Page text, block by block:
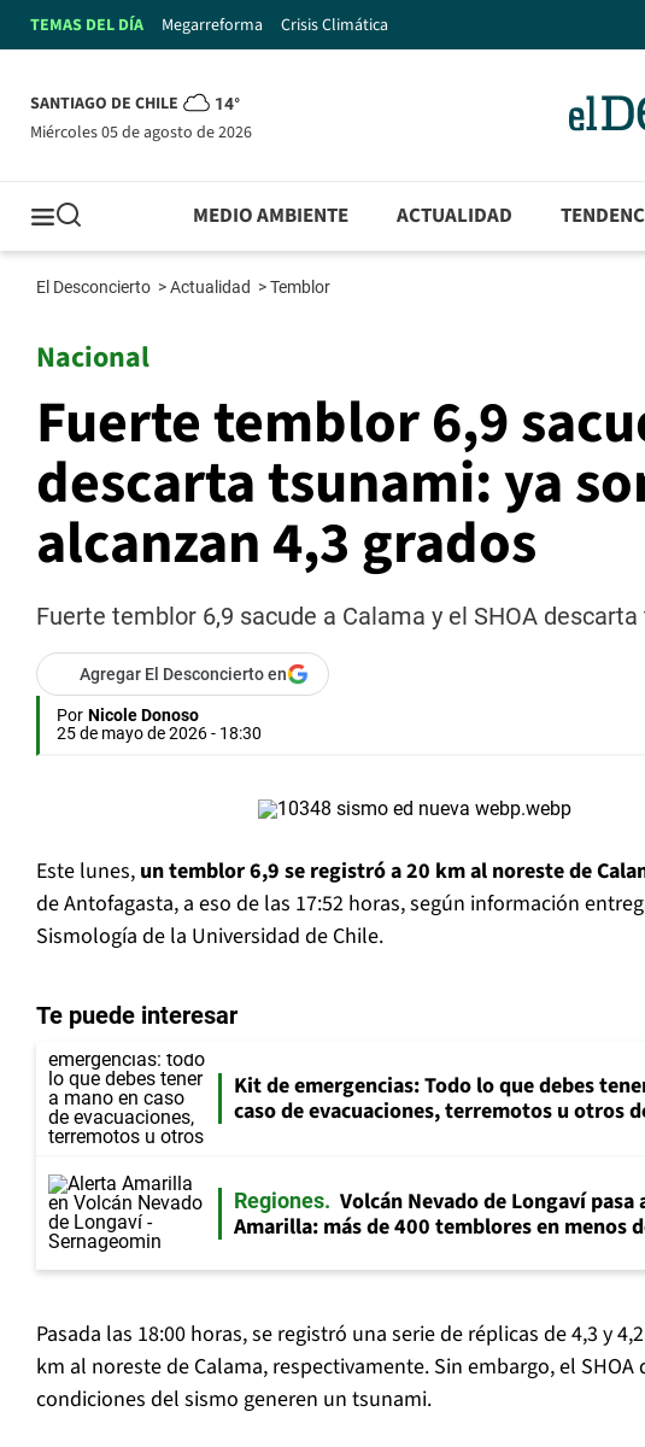
TEMAS DEL DÍA Megarreforma Crisis Climática
SANTIAGO DE CHILE 14°
miércoles 05 de agosto de 2026
MEDIO AMBIENTE ACTUALIDAD
El Desconcierto >Actualidad >Temblor
Nacional
Fuerte temblor 6,9
descarta tsunami: ya
alcanzan 4,3 grados
Fuerte temblor 6,9 sacude a Calama y el SHOA
Agregar El Desconcierto en
Por Nicole Donoso
25 de mayo de 2026 - 18:30
Este lunes, un temblor 6,9 se registró a 20 km al noreste de
de Antofagasta, a eso de las 17:52 horas, según información
Sismología de la Universidad de Chile.
Te puede interesar
Kit de emergencias: Todo lo que debes
caso de evacuaciones, terremotos u otros
Regiones
Volcán Nevado de Longaví pasa
Amarilla: más de 400 temblores en menos
Pasada las 18:00 horas, se registró una serie de réplicas de 4,3 y
km al noreste de Calama, respectivamente. Sin embargo, el SHOA
condiciones del sismo generen un tsunami.